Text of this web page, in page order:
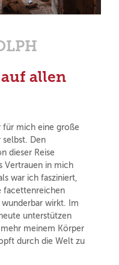
allen
für mich eine große
Den
dieser Reise
Vertrauen in mich
war ich fasziniert,
facettenreichen
wirkt. Im
unterstützen
meinem Körper
durch die Welt zu